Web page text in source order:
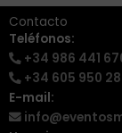
Contacto
Teléfonos:
+34 986 441
+34 605 950
E-mail: